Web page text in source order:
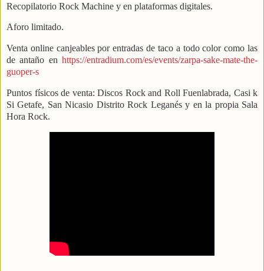
Recopilatorio Rock Machine y en plataformas digitales.
Aforo limitado.
Venta online canjeables por entradas de taco a todo color como las
de antaño en https://entradium.com/es/events/zarpa-sake-mate-the-
guoper-s
Puntos físicos de venta: Discos Rock and Roll Fuenlabrada, Casi k
Si Getafe, San Nicasio Distrito Rock Leganés y en la propia Sala
Hora Rock.